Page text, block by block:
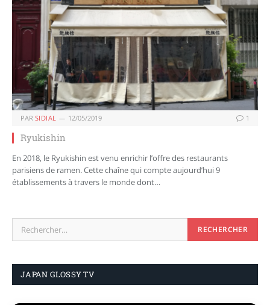
PAR SIDIAL 12/05/2019 1
Ryukishin
En 2018, le Ryukishin est venu enrichir l’offre des restaurants
parisiens de ramen. Cette chaîne qui compte aujourd’hui 9
établissements à travers le monde dont…
JAPAN GLOSSY TV